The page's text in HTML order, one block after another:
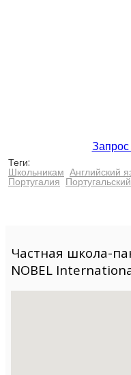
Теги:
Школьникам Английский
Португалия
Частная школа-
NOBEL